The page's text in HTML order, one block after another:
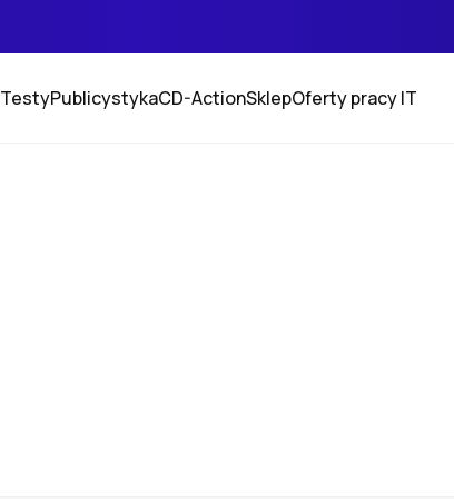
TestyPublicystykaCD-ActionSklepOferty pracy IT